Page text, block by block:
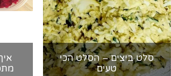
סלט ביצים – הסלט הכי
טעים